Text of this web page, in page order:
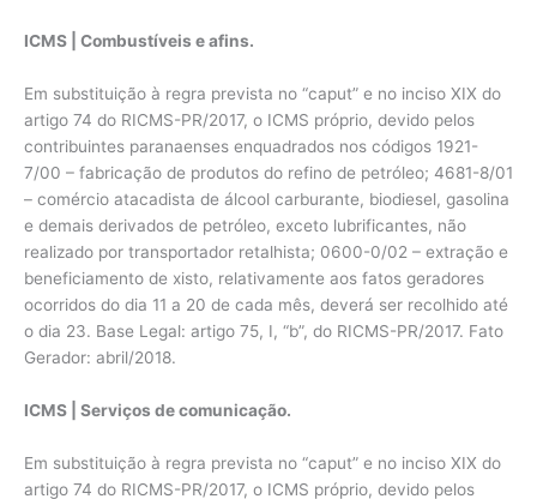
ICMS | Combustíveis e afins.
Em substituição à regra prevista no “caput” e no inciso XIX do
artigo 74 do RICMS-PR/2017, o ICMS próprio, devido pelos
contribuintes paranaenses enquadrados nos códigos 1921-
7/00 – fabricação de produtos do refino de petróleo; 4681-8/01
– comércio atacadista de álcool carburante, biodiesel, gasolina
e demais derivados de petróleo, exceto lubrificantes, não
realizado por transportador retalhista; 0600-0/02 – extração e
beneficiamento de xisto, relativamente aos fatos geradores
ocorridos do dia 11 a 20 de cada mês, deverá ser recolhido até
o dia 23. Base Legal: artigo 75, I, “b”, do RICMS-PR/2017. Fato
Gerador: abril/2018.
ICMS | Serviços de comunicação.
Em substituição à regra prevista no “caput” e no inciso XIX do
artigo 74 do RICMS-PR/2017, o ICMS próprio, devido pelos